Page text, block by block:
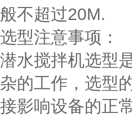
般不超过20M.
选型注意事项：
潜水搅拌机选型
杂的工作，选型
接影响设备的正